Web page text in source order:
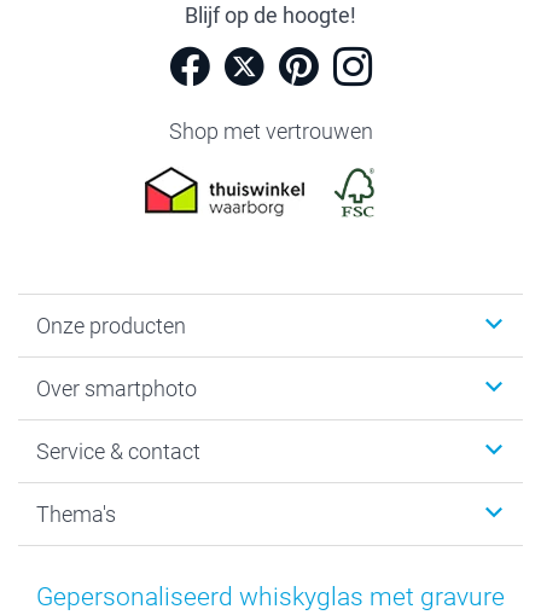
Blijf op de hoogte!
Shop met vertrouwen
Onze producten
Fotoboeken
Fotocadeaus
Kaarten
Over smartphoto
Vacatures
Bestelproces
Herroepingsrecht
Service & contact
Tevredenheidsgarantie
Mijn orderstatus
Thema's
Baby
Gepersonaliseerd whiskyglas met gravure